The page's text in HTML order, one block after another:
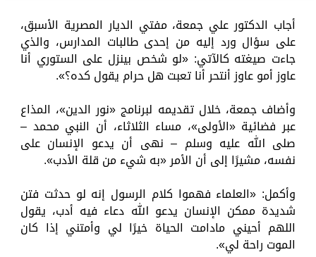
أجاب الدكتور علي جمعة، مفتي الديار المصرية الأسبق،
على سؤال ورد إليه من إحدى طالبات المدارس، والذي
جاءت صيغته كالآتي: «لو شخص بينزل على الستوري أنا
عاوز أمو عاوز أنتحر أنا تعبت هل حرام يقول كده؟».
وأضاف جمعة، خلال تقديمه لبرنامج «نور الدين»، المذاع
عبر فضائية «الأولى»، مساء الثلاثاء، أن النبي محمد –
صلى الله عليه وسلم – نهى أن يدعو الإنسان على
نفسه، مشيرًا إلى أن الأمر «به شيء من قلة الأدب».
وأكمل: «العلماء فهموا كلام الرسول إنه لو حدثت فتن
شديدة ممكن الإنسان يدعو الله دعاء فيه أدب، يقول
اللهم أحيني مادامت الحياة خيرًا لي وأمتني إذا كان
الموت راحة لي».